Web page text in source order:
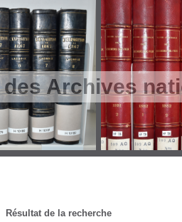
Archives
Résultat de la recherche